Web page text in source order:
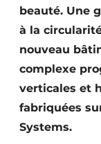
Construction
Contrôle
Éclairage
beauté. Une
à la
nouveau
complexe
verticales et
fabriquées
Systems.